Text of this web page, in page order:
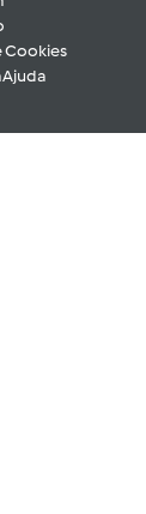
Cookies
Ajuda